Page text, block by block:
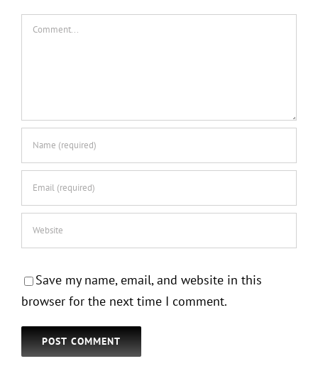
Comment
Save my name, email, and website in this
browser for the next time I comment.